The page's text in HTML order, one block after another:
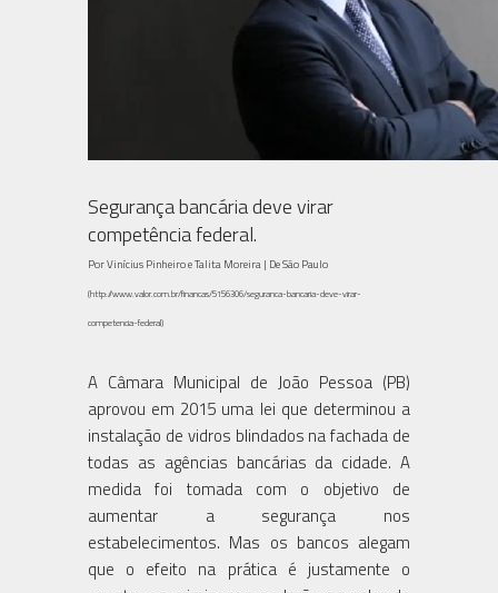
Segurança bancária deve virar
competência federal.
Por Vinícius Pinheiro e Talita Moreira | De São Paulo
(http://www.valor.com.br/financas/5156306/seguranca-bancaria-deve-virar-
competencia-federal)
A Câmara Municipal de João Pessoa (PB)
aprovou em 2015 uma lei que determinou a
instalação de vidros blindados na fachada de
todas as agências bancárias da cidade. A
medida foi tomada com o objetivo de
aumentar a segurança nos
estabelecimentos. Mas os bancos alegam
que o efeito na prática é justamente o